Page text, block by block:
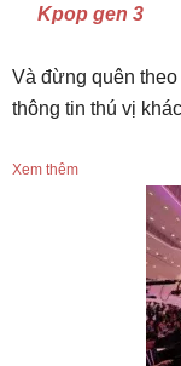
Kpop gen 3
Và đừng quên
thông tin thú vị
Xem thêm